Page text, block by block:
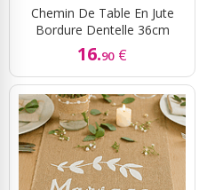
Chemin De Table En Jute
Bordure Dentelle 36cm
16.90 €